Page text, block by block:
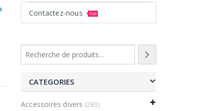
Contactez-nous TOP
CATEGORIES
Accessoires divers (283)